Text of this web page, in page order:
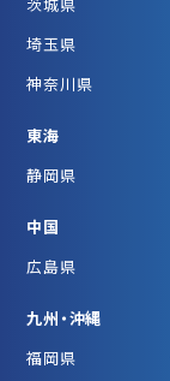
埼玉県
神奈川県
東海
静岡県
中国
広島県
九州・沖縄
福岡県